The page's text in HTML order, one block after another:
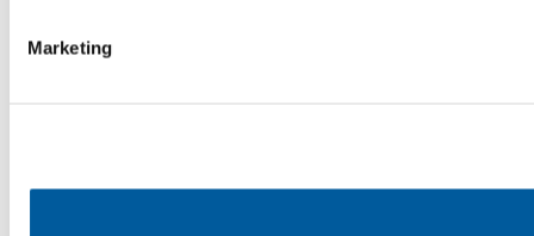
Marketing